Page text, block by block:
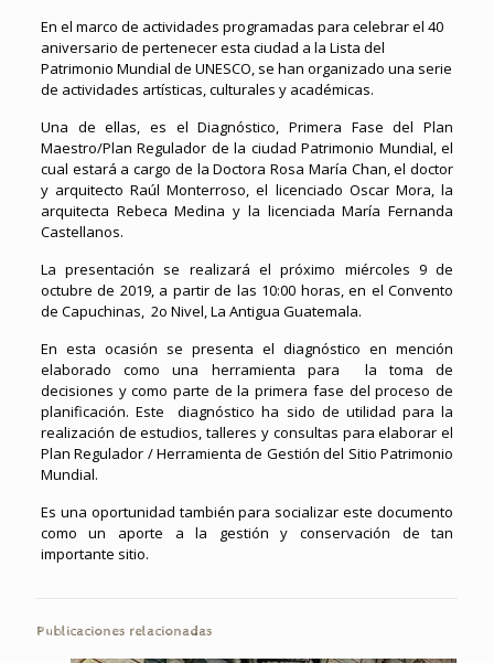
En el marco de actividades programadas para celebrar el 40
aniversario de pertenecer esta ciudad a la Lista del
Patrimonio Mundial de UNESCO, se han organizado una serie
de actividades artísticas, culturales y académicas.
Una de ellas, es el Diagnóstico, Primera Fase del Plan
Maestro/Plan Regulador de la ciudad Patrimonio Mundial, el
cual estará a cargo de la Doctora Rosa María Chan, el doctor
y arquitecto Raúl Monterroso, el licenciado Oscar Mora, la
arquitecta Rebeca Medina y la licenciada María Fernanda
Castellanos.
La presentación se realizará el próximo miércoles 9 de
octubre de 2019, a partir de las 10:00 horas, en el Convento
de Capuchinas, 2o Nivel, La Antigua Guatemala.
En esta ocasión se presenta el diagnóstico en mención
elaborado como una herramienta para la toma de
decisiones y como parte de la primera fase del proceso de
planificación. Este diagnóstico ha sido de utilidad para la
realización de estudios, talleres y consultas para elaborar el
Plan Regulador / Herramienta de Gestión del Sitio Patrimonio
Mundial.
Es una oportunidad también para socializar este documento
como un aporte a la gestión y conservación de tan
importante sitio.
Publicaciones relacionadas